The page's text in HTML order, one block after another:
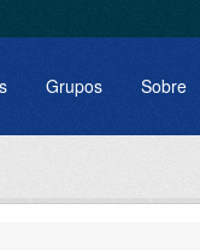
Grupos Sobre